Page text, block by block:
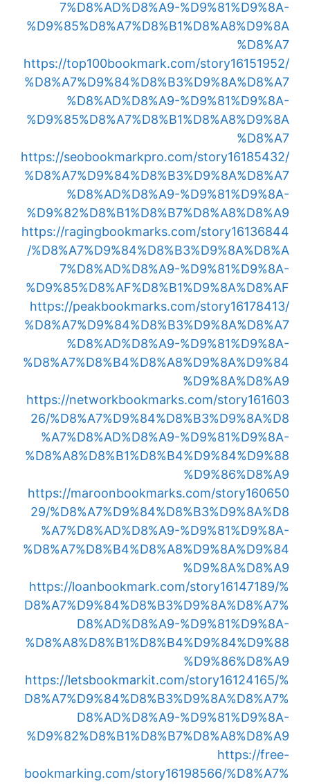
7%D8%AD%D8%A9-%D9%81%D9%8A-
%D9%85%D8%A7%D8%B1%D8%A8%D9%8A
%D8%A7
https://top100bookmark.com/story16151952/
%D8%A7%D9%84%D8%B3%D9%8A%D8%A7
%D8%AD%D8%A9-%D9%81%D9%8A-
%D9%85%D8%A7%D8%B1%D8%A8%D9%8A
%D8%A7
https://seobookmarkpro.com/story16185432/
%D8%A7%D9%84%D8%B3%D9%8A%D8%A7
%D8%AD%D8%A9-%D9%81%D9%8A-
%D9%82%D8%B1%D8%B7%D8%A8%D8%A9
https://ragingbookmarks.com/story16136844
/%D8%A7%D9%84%D8%B3%D9%8A%D8%A
7%D8%AD%D8%A9-%D9%81%D9%8A-
%D9%85%D8%AF%D8%B1%D9%8A%D8%AF
https://peakbookmarks.com/story16178413/
%D8%A7%D9%84%D8%B3%D9%8A%D8%A7
%D8%AD%D8%A9-%D9%81%D9%8A-
%D8%A7%D8%B4%D8%A8%D9%8A%D9%84
%D9%8A%D8%A9
https://networkbookmarks.com/story161603
26/%D8%A7%D9%84%D8%B3%D9%8A%D8
%A7%D8%AD%D8%A9-%D9%81%D9%8A-
%D8%A8%D8%B1%D8%B4%D9%84%D9%88
%D9%86%D8%A9
https://maroonbookmarks.com/story160650
29/%D8%A7%D9%84%D8%B3%D9%8A%D8
%A7%D8%AD%D8%A9-%D9%81%D9%8A-
%D8%A7%D8%B4%D8%A8%D9%8A%D9%84
%D9%8A%D8%A9
https://loanbookmark.com/story16147189/%
D8%A7%D9%84%D8%B3%D9%8A%D8%A7%
D8%AD%D8%A9-%D9%81%D9%8A-
%D8%A8%D8%B1%D8%B4%D9%84%D9%88
%D9%86%D8%A9
https://letsbookmarkit.com/story16124165/%
D8%A7%D9%84%D8%B3%D9%8A%D8%A7%
D8%AD%D8%A9-%D9%81%D9%8A-
%D9%82%D8%B1%D8%B7%D8%A8%D8%A9
https://free-
bookmarking.com/story16198566/%D8%A7%